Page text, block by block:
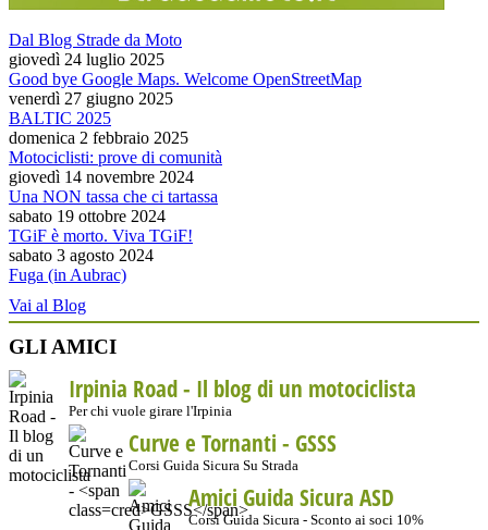
Dal Blog Strade da Moto
giovedì 24 luglio 2025
Good bye Google Maps. Welcome OpenStreetMap
venerdì 27 giugno 2025
BALTIC 2025
domenica 2 febbraio 2025
Motociclisti: prove di comunità
giovedì 14 novembre 2024
Una NON tassa che ci tartassa
sabato 19 ottobre 2024
TGiF è morto. Viva TGiF!
sabato 3 agosto 2024
Fuga (in Aubrac)
Vai al Blog
GLI AMICI
Irpinia Road - Il blog di un motociclista
Per chi vuole girare l'Irpinia
Curve e Tornanti - GSSS
Corsi Guida Sicura Su Strada
Amici Guida Sicura ASD
Corsi Guida Sicura - Sconto ai soci 10%